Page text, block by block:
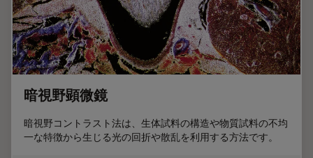
暗視野顕微鏡
暗視野コントラスト法は、生体試料の構造や物質試料の不均
一な特徴から生じる光の回折や散乱を利用する方法です。